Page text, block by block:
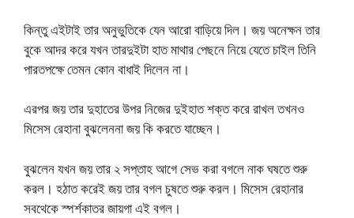
কিন্তু এইটাই তার অনুভুতিকে যেন আরো বাড়িয়ে দিল। জয় অনেক্ষন তার
বুকে আদর করে যখন তারদুইটা হাত মাথার পেছনে নিয়ে যেতে চাইল তিনি
পারতপক্ষে তেমন কোন বাধাই দিলেন না।
এরপর জয় তার দুহাতের উপর নিজের দুইহাত শক্ত করে রাখল তখনও
মিসেস রেহানা বুঝলেননা জয় কি করতে যাচ্ছেন।
বুঝলেন যখন জয় তার ২ সপ্তাহ আগে সেভ করা বগলে নাক ঘষতে শুরু
করল। হঠাত করেই জয় তার বগল চুষতে শুরু করল। মিসেস রেহানার
সবথেকে স্পর্শকাতর জায়গা এই বগল।